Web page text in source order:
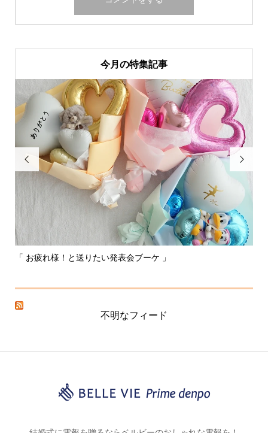
今月の特集記事

「 お疲れ様！と送りたい発表会ブーケ 」

不明なフィード